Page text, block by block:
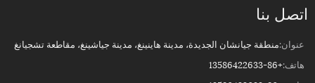
اتصل بنا
عنوان:منطقة جيانشان الجديدة، مدينة هاينينغ، مدينة جياشينغ، مقاطعة تشجيانغ
هاتف:+86-13586422633